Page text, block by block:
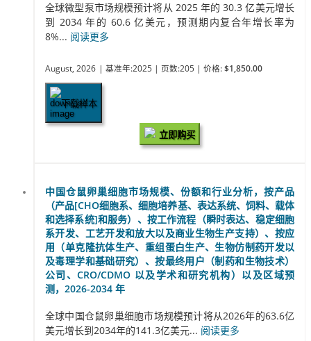
全球微型泵市场规模预计将从 2025 年的 30.3 亿美元增长
到 2034 年的 60.6 亿美元，预测期内复合年增长率为
8%... 阅读更多
August, 2026 | 基准年:2025 | 页数:205 | 价格: $1,850.00
下载样本
立即购买
中国仓鼠卵巢细胞市场规模、份额和行业分析，按产品
（产品[CHO细胞系、细胞培养基、表达系统、饲料、载体
和选择系统]和服务）、按工作流程（瞬时表达、稳定细胞
系开发、工艺开发和放大以及商业生物生产支持）、按应
用（单克隆抗体生产、重组蛋白生产、生物仿制药开发以
及毒理学和基础研究）、按最终用户（制药和生物技术）
公司、CRO/CDMO 以及学术和研究机构）以及区域预
测，2026-2034 年
全球中国仓鼠卵巢细胞市场规模预计将从2026年的63.6亿
美元增长到2034年的141.3亿美元... 阅读更多